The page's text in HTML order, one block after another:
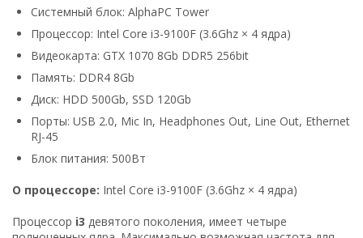
Системный блок: AlphaPC Tower
Процессор: Intel Core i3-9100F (3.6Ghz × 4 ядра)
Видеокарта: GTX 1070 8Gb DDR5 256bit
Память: DDR4 8Gb
Диск: HDD 500Gb, SSD 120Gb
Порты: USB 2.0, Mic In, Headphones Out, Line Out, Ethernet
RJ-45
Блок питания: 500Вт
О процессоре: Intel Core i3-9100F (3.6Ghz × 4 ядра)
Процессор i3 девятого поколения, имеет четыре